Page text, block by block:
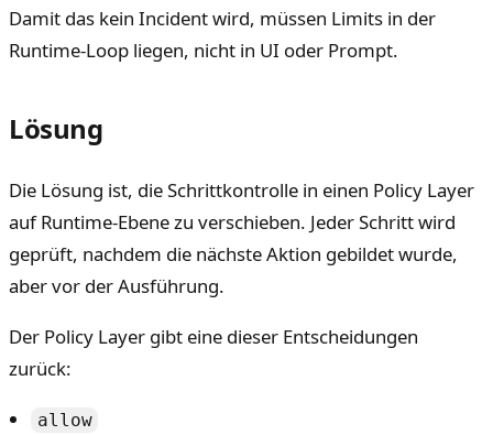
Damit das kein Incident wird, müssen Limits in der
Runtime-Loop liegen, nicht in UI oder Prompt.
Lösung
Die Lösung ist, die Schrittkontrolle in einen Policy Layer
auf Runtime-Ebene zu verschieben. Jeder Schritt wird
geprüft, nachdem die nächste Aktion gebildet wurde,
aber vor der Ausführung.
Der Policy Layer gibt eine dieser Entscheidungen
zurück:
allow